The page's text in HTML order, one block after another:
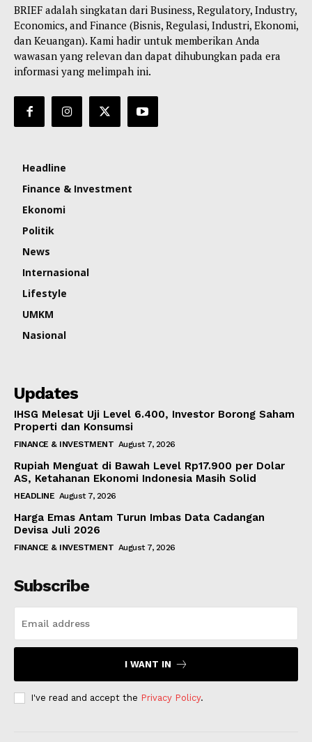
BRIEF adalah singkatan dari Business, Regulatory, Industry,
Economics, and Finance (Bisnis, Regulasi, Industri, Ekonomi,
dan Keuangan). Kami hadir untuk memberikan Anda
wawasan yang relevan dan dapat dihubungkan pada era
informasi yang melimpah ini.
Headline
Finance & Investment
Ekonomi
Politik
News
Internasional
Lifestyle
UMKM
Nasional
Updates
IHSG Melesat Uji Level 6.400, Investor Borong Saham
Properti dan Konsumsi
FINANCE & INVESTMENT August 7, 2026
Rupiah Menguat di Bawah Level Rp17.900 per Dolar
AS, Ketahanan Ekonomi Indonesia Masih Solid
HEADLINE August 7, 2026
Harga Emas Antam Turun Imbas Data Cadangan
Devisa Juli 2026
FINANCE & INVESTMENT August 7, 2026
Subscribe
I WANT IN
I've read and accept the Privacy Policy.